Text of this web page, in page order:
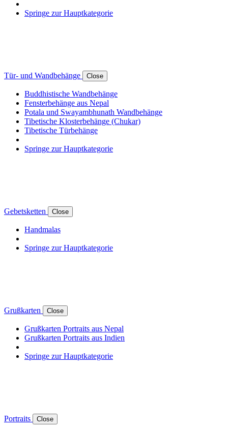
Springe zur Hauptkategorie
Tür- und Wandbehänge Close
Buddhistische Wandbehänge
Fensterbehänge aus Nepal
Potala und Swayambhunath Wandbehänge
Tibetische Klosterbehänge (Chukar)
Tibetische Türbehänge
Springe zur Hauptkategorie
Gebetsketten Close
Handmalas
Springe zur Hauptkategorie
Grußkarten Close
Grußkarten Portraits aus Nepal
Grußkarten Portraits aus Indien
Springe zur Hauptkategorie
Portraits Close